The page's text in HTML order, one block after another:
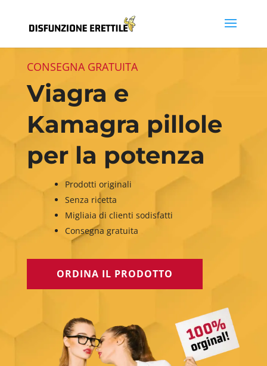
CONSEGNA GRATUITA
Viagra e
Kamagra pillole
per la potenza
Prodotti originali
Senza ricetta
Migliaia di clienti sodisfatti
Consegna gratuita
ORDINA IL PRODOTTO